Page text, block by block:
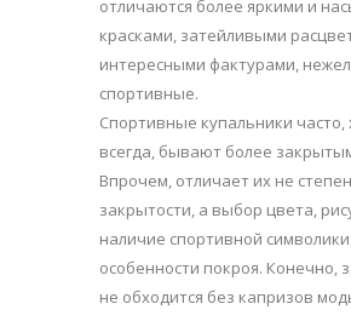
отличаются более яркими и
красками, затейливыми
интересными фактурами,
спортивные.
Спортивные купальники часто,
всегда, бывают более
Впрочем, отличает их не
закрытости, а выбор цвета,
наличие спортивной
особенности покроя. Конечно,
не обходится без капризов